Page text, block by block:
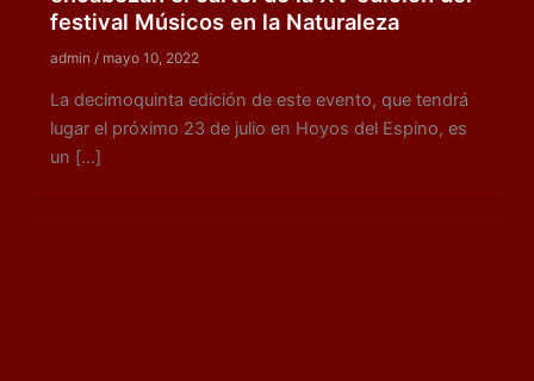
festival Músicos en la Naturaleza
admin / mayo 10, 2022
La decimoquinta edición de este evento, que tendrá
lugar el próximo 23 de julio en Hoyos del Espino, es
un […]